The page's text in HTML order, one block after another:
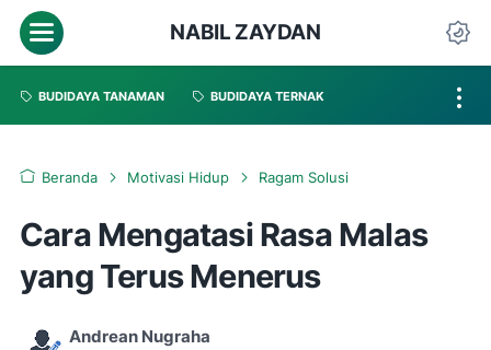
NABIL ZAYDAN
BUDIDAYA TANAMAN BUDIDAYA TERNAK
Beranda Motivasi Hidup Ragam Solusi
Cara Mengatasi Rasa Malas
yang Terus Menerus
Andrean Nugraha